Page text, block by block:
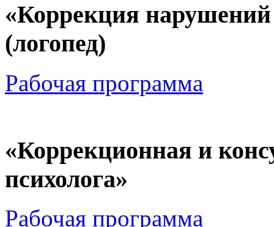
«Коррекция
(логопед)
Рабочая программа
«Коррекционная и
психолога»
Рабочая программа